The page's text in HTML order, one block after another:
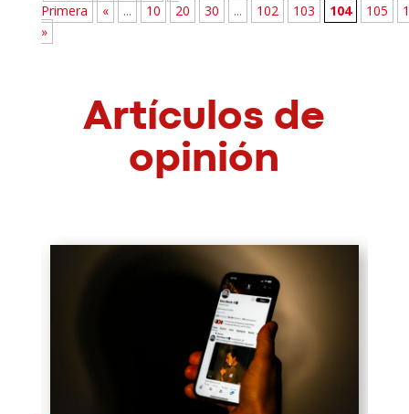
Primera
« ... 10 20 30 ... 102 103 104 105
»
Artículos de
opinión